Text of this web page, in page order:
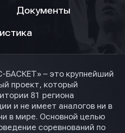
Документы
– это крупнейший
проект, который
81 региона
и не имеет аналогов ни в
в мире. Основной целью
соревнований по